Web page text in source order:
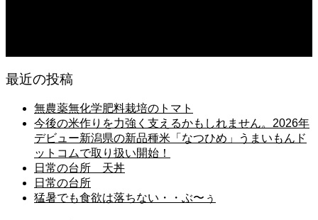
最近の投稿
無農薬無化学肥料栽培のトマト
今後の米作りを力強く支えるかもしれません。2026年
デビュー新潟県の新品種米「なつひめ」うまいもんド
ットコムで取り扱い開始！
日常の台所 天丼
日常の台所
猛暑でも食欲は落ちない・・ぶ〜ぅ